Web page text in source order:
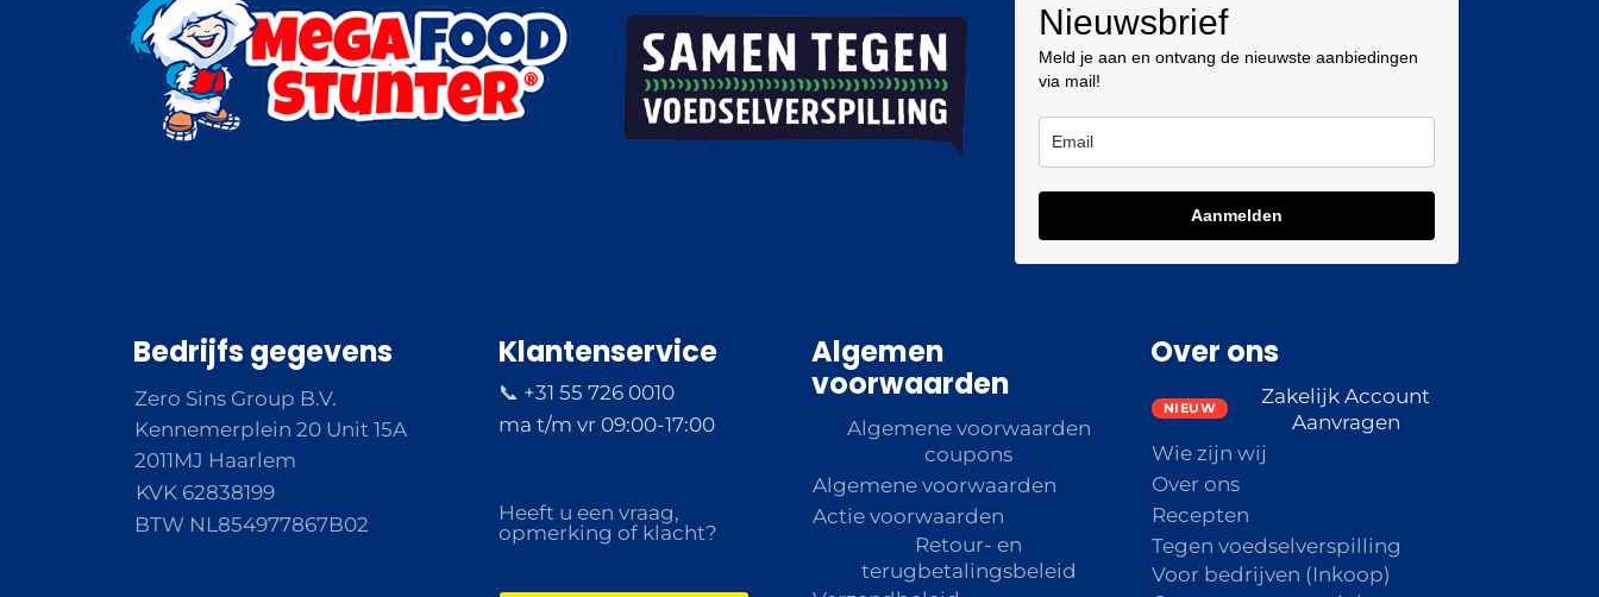
Nieuwsbrief
Meld je aan en ontvang de nieuwste aanbiedingen
via mail!
Aanmelden
Bedrijfs gegevens
Zero Sins Group B.V.
Kennemerplein 20 Unit 15A
2011MJ Haarlem
KVK 62838199
BTW NL854977867B02
Klantenservice
📞 +31 55 726 0010
ma t/m vr 09:00-17:00
Heeft u een vraag,
opmerking of klacht?
Algemen
voorwaarden
Algemene voorwaarden
coupons
Algemene voorwaarden
Actie voorwaarden
Retour- en
terugbetalingsbeleid
Over ons
Zakelijk Account
Aanvragen
Wie zijn wij
Over ons
Recepten
Tegen voedselverspilling
Voor bedrijven (Inkoop)